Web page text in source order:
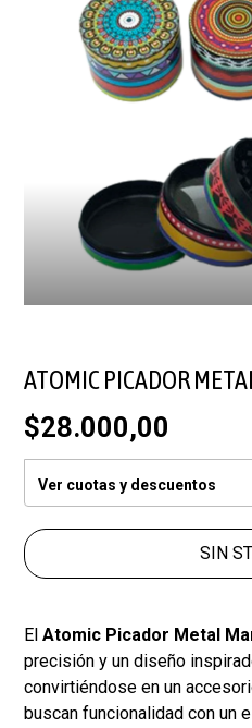
ATOMIC PICADOR
$28.000,00
Ver cuotas y descuentos
SIN
ElAtomic Picador Metal
precisión y un diseño
convirtiéndose en un
buscan funcionalidad con un